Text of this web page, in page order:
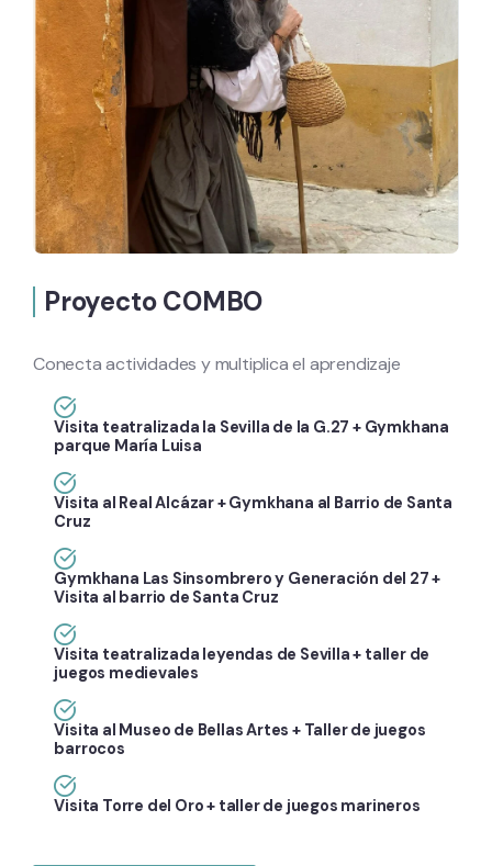
Proyecto COMBO
Conecta actividades y multiplica el aprendizaje
Visita teatralizada la Sevilla de la G.27 + Gymkhana
parque María Luisa
Visita al Real Alcázar + Gymkhana al Barrio de Santa
Cruz
Gymkhana Las Sinsombrero y Generación del 27 +
Visita al barrio de Santa Cruz
Visita teatralizada leyendas de Sevilla + taller de
juegos medievales
Visita al Museo de Bellas Artes + Taller de juegos
barrocos
Visita Torre del Oro + taller de juegos marineros